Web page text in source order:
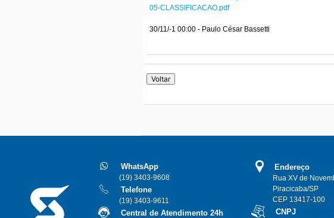
05-CLASSIFICACAO.pdf
30/11/-1 00:00 - Paulo César Bassetti
WhatsApp
(19) 3403-9608
Telefone
(19) 3403-9611
Central de Atendimento 24h
Endereço
Rua XV de
Piracicaba/SP
CEP 13417-100
CNPJ